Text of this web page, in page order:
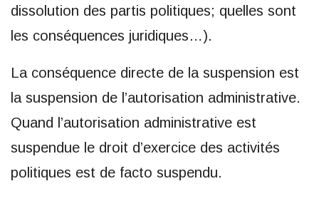
dissolution des partis politiques; quelles sont
les conséquences juridiques…).
La conséquence directe de la suspension est
la suspension de l’autorisation administrative.
Quand l’autorisation administrative est
suspendue le droit d’exercice des activités
politiques est de facto suspendu.